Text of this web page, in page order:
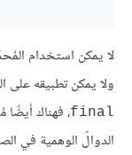
لا يمكن استخدام
ولا يمكن تطبيقه على
‎final‎، فهناك
الدوالّ الوهمية في